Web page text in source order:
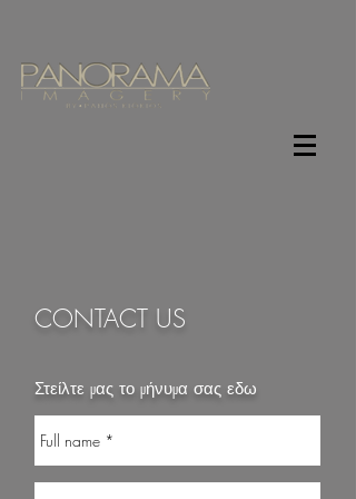
CONTACT US
Στείλτε μας το μήνυμα σας εδω